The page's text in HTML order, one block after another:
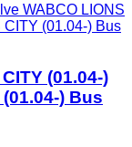
WABCO LIONS
(01.04-) Bus
(01.04-)
) Bus